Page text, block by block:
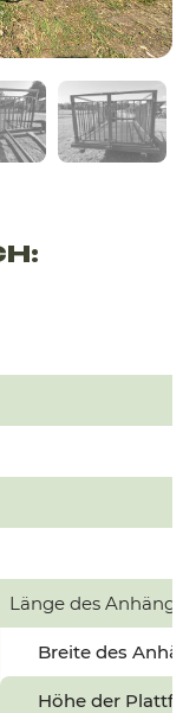
Länge des
Breite des
Höhe der